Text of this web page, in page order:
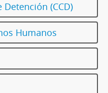
(CCD)
Humanos